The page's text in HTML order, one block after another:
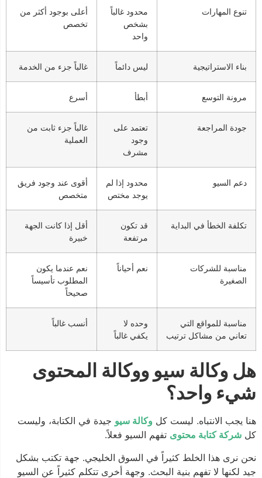
تنوع المهارات
محدود غالباً
بشخص
واحد
أعلى بوجود أكثر من
تخصص
بناء الاستراتيجية ليس دائماً غالباً جزء من الخدمة
مرونة التوسع أبطأ أسرع
جودة المراجعة
تعتمد على
وجود
مشرف
غالباً جزء ثابت من
العملية
دعم السيو
محدود إذا لم
يوجد مختص
أقوى عند وجود فريق
متخصص
تكلفة الخطأ في البداية
قد تكون
مرتفعة
أقل إذا كانت الجهة
خبيرة
مناسبة للشركات
الصغيرة
نعم أحياناً
نعم عندما يكون
المطلوب تأسيساً
صحيحاً
مناسبة للمواقع التي
تعاني من مشاكل ترتيب
وحده لا
يكفي غالباً
أنسب غالباً
هل وكالة سيو ووكالة المحتوى
شيء واحد؟
هنا يجب الانتباه. ليست كل وكالة سيوجيدة في الكتابة، وليست
كل
شركة كتابة محتوىتفهم السيو فعلاً.
نحن نرى هذا الخلط كثيراً في السوق الخليجي. جهة تكتب بشكل
جيد لكنها لا تفهم بنية البحث. وجهة أخرى تتكلم كثيراً عن السيو